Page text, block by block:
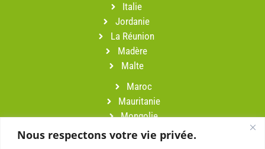
Nous respectons votre vie privée.
Italie
Jordanie
La Réunion
Madère
Malte
Maroc
Mauritanie
Mongolie
Namibie